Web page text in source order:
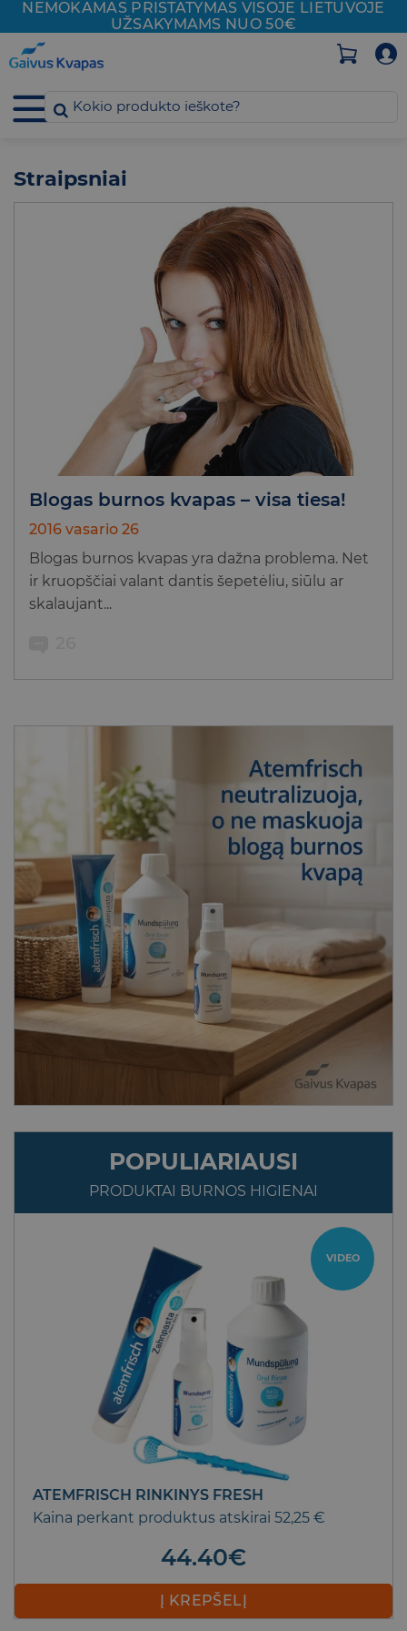
Skip
to
content
NEMOKAMAS PRISTATYMAS VISOJE LIETUVOJE
UŽSAKYMAMS NUO 50€
Straipsniai
Blogas burnos kvapas – visa tiesa!
2016 vasario 26
Blogas burnos kvapas yra dažna problema. Net
ir kruopščiai valant dantis šepetėliu, siūlu ar
skalaujant...
POPULIARIAUSI
PRODUKTAI BURNOS HIGIENAI
VIDEO
ATEMFRISCH RINKINYS FRESH
Kaina perkant produktus atskirai 52,25 €
44.40€
Į KREPŠELĮ